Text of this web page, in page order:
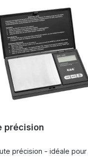
précision
précision - idéale